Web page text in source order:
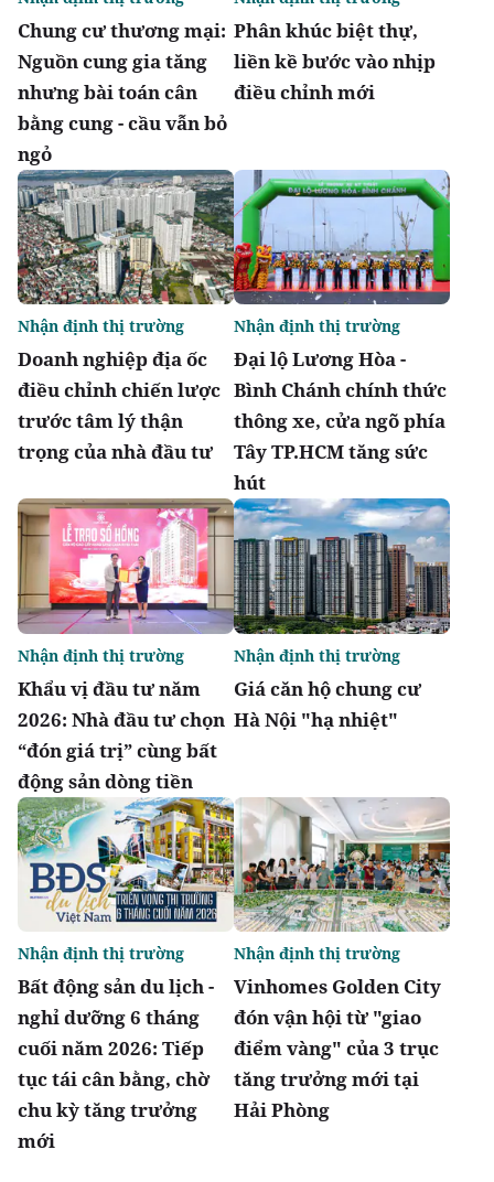
Chung cư thương mại:
Nguồn cung gia tăng
nhưng bài toán cân
bằng cung - cầu vẫn bỏ
ngỏ
Phân khúc biệt thự,
liền kề bước vào nhịp
điều chỉnh mới
Doanh nghiệp địa ốc
điều chỉnh chiến lược
trước tâm lý thận
trọng của nhà đầu tư
Nhận định thị trường
Đại lộ Lương Hòa -
Bình Chánh chính thức
thông xe, cửa ngõ phía
Tây TP.HCM tăng sức
hút
Nhận định thị trường
Khẩu vị đầu tư năm
2026: Nhà đầu tư chọn
“đón giá trị” cùng bất
động sản dòng tiền
Nhận định thị trường
Giá căn hộ chung cư
Hà Nội "hạ nhiệt"
Nhận định thị trường
Bất động sản du lịch -
nghỉ dưỡng 6 tháng
cuối năm 2026: Tiếp
tục tái cân bằng, chờ
chu kỳ tăng trưởng
mới
Nhận định thị trường
Vinhomes Golden City
đón vận hội từ "giao
điểm vàng" của 3 trục
tăng trưởng mới tại
Hải Phòng
Nhận định thị trường